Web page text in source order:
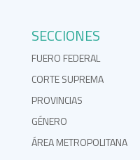
SECCIONES
FUERO FEDERAL
CORTE SUPREMA
PROVINCIAS
GÉNERO
ÁREA METROPOLITANA